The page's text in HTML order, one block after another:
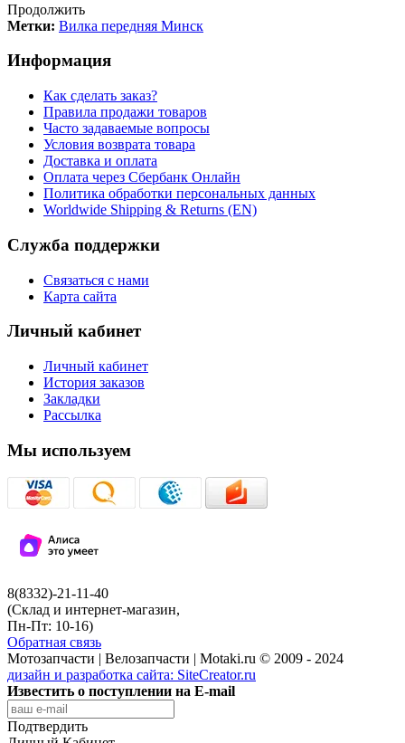
Продолжить
Метки: Вилка передняя Минск
Информация
Как сделать заказ?
Правила продажи товаров
Часто задаваемые вопросы
Условия возврата товара
Доставка и оплата
Оплата через Сбербанк Онлайн
Политика обработки персональных данных
Worldwide Shipping & Returns (EN)
Служба поддержки
Связаться с нами
Карта сайта
Личный кабинет
Личный кабинет
История заказов
Закладки
Рассылка
Мы используем
8(8332)-21-11-40
(Склад и интернет-магазин,
Пн-Пт: 10-16)
Обратная связь
Мотозапчасти | Велозапчасти | Motaki.ru © 2009 - 2024
дизайн и разработка сайта: SiteCreator.ru
Известить о поступлении на E-mail
Подтвердить